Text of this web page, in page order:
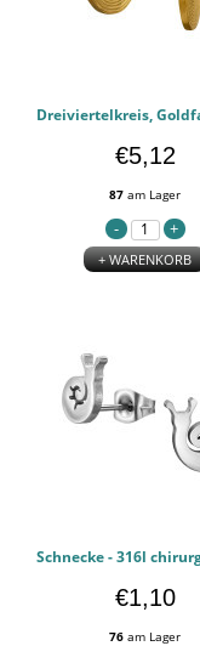
€5,12
87 am Lager
+ WARENKORB
€1,10
76 am Lager